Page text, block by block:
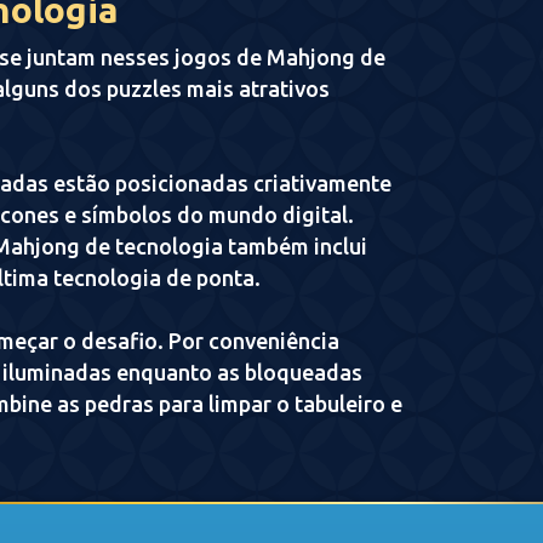
juntam nesses jogos de Mahjong de
dos puzzles mais atrativos
estão posicionadas criativamente
e símbolos do mundo digital.
de tecnologia também inclui
tecnologia de ponta.
o desafio. Por conveniência
enquanto as bloqueadas
as pedras para limpar o tabuleiro e